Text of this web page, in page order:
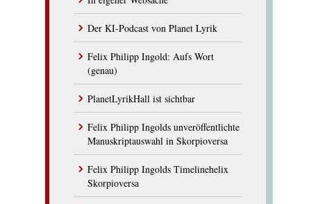
Der KI-Podcast von Planet Lyrik
Felix Philipp Ingold: Aufs Wort
(genau)
PlanetLyrikHall ist sichtbar
Felix Philipp Ingolds unveröffentlichte
Manuskriptauswahl in Skorpioversa
Felix Philipp Ingolds Timelinehelix
Skorpioversa